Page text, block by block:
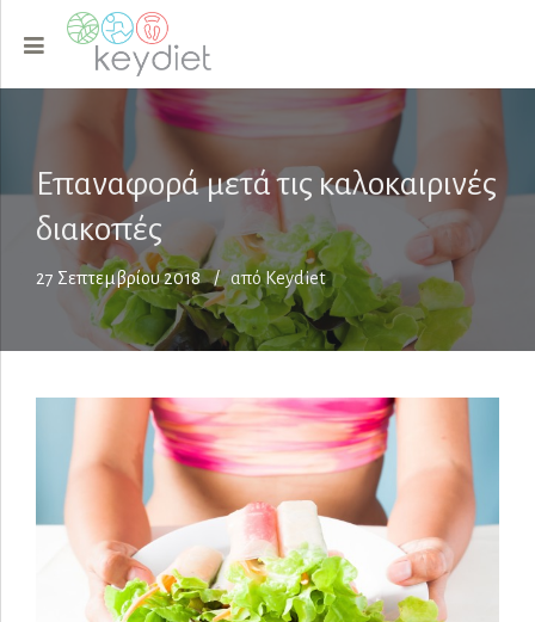
Επαναφορά μετά τις καλοκαιρινές
διακοπές
27 Σεπτεμβρίου 2018 από Keydiet